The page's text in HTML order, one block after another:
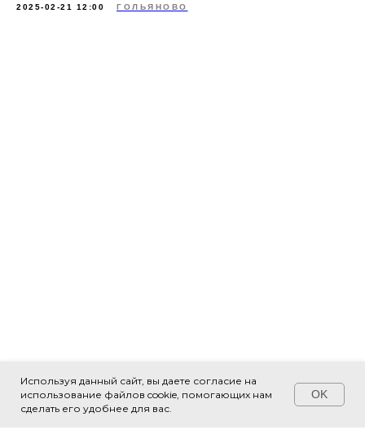
Используя данный сайт, вы даете согласие на
использование файлов cookie, помогающих нам
сделать его удобнее для вас.
OK
Свяжитесь с нами!
2025-02-21 12:00 ГОЛЬЯНОВО